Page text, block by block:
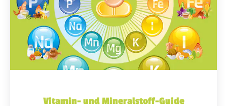
Vitamin- und Mineralstoff-Guide